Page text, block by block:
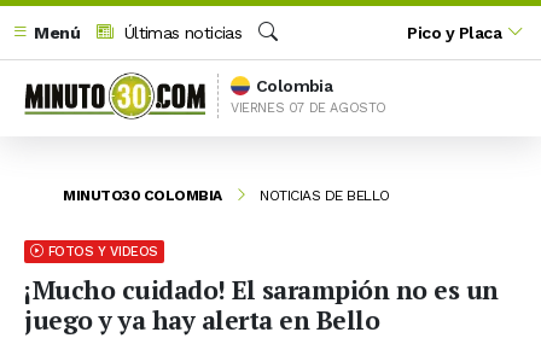
Menú
Últimas noticias
Buscar
Pico y Placa
Colombia
VIERNES 07 DE AGOSTO
MINUTO30 COLOMBIA NOTICIAS DE BELLO
FOTOS Y VIDEOS
¡Mucho cuidado! El sarampión no es un
juego y ya hay alerta en Bello